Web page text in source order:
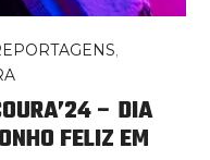
,
– DIA
FELIZ EM